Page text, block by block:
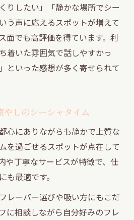
りしたい」「静かな場所でシー
う声に応えるスポットが増えて
面でも高評価を得ています。利
着いた雰囲気で話しやすかっ
といった感想が多く寄せられて
しのシーシャタイム
心にありながらも静かで上質な
を過ごせるスポットが点在して
や丁寧なサービスが特徴で、仕
も最適です。
レーバー選びや吸い方にもこだ
に相談しながら自分好みのフレ